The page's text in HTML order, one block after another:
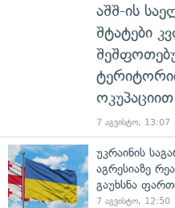
აშშ-ის
შტატები
ოკუპაციით
7 აგვისტო, 13:07
უკრაინის
აგრესიაზე
გაუხსნა
7 აგვისტო, 12:50